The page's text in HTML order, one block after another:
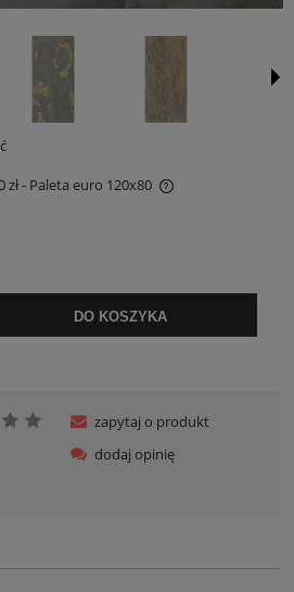
zł- Paleta euro 120x80
kosztów płatności
DO KOSZYKA
zapytaj o produkt
dodaj opinię